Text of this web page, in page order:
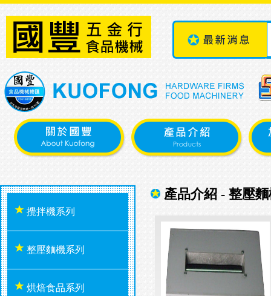
攪拌機系列
整壓麵機系列
烘焙食品系列
產品介紹 - 整壓